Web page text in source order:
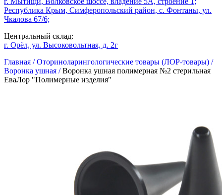
Республика Крым, Симферопольский район, с. Фонтаны, ул.
Чкалова 67/6;
Центральный склад:
г. Орёл, ул. Высоковольтная, д. 2г
Главная /Оториноларингологические товары (ЛОР-товары) /
Воронка ушная /Воронка ушная полимерная №2 стерильная
ЕваЛор "Полимерные изделия"